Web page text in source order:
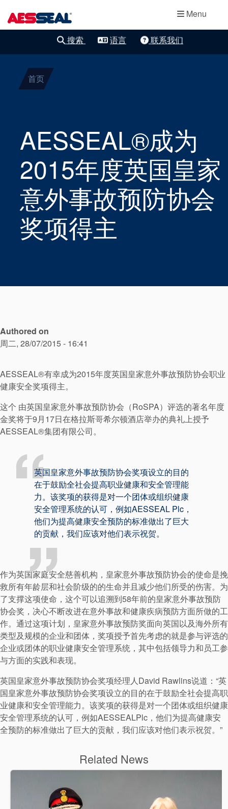
Menu
轴承保护器
集装式机械密
封
盘根
密封辅助系统
认证和标准
联系我们
地点
学院
行业指南
产品手册
视频
搜索 语言 联系我们
首页
AESSEAL®成为
2015年度英国皇家
意外事故预防协会
奖项得主
Authored on
周二, 28/07/2015 - 16:41
AESSEAL®有幸成为2015年度英国皇家意外事故预防协会职业
健康安全奖项得主。
这个 由英国皇家意外事故预防协会（RoSPA）评选的著名年度
金奖将于9月17日在格拉斯哥希尔顿酒店举办的典礼上授予
AESSEAL®集团有限公司。
英国皇家意外事故预防协会奖项设立的目的
在于鼓励全社会提高职业健康和安全管理能
力。该奖项的获得是对一个团体或组织健康
安全管理系统的认可，例如AESSEAL Plc，
他们为提高健康安全预防的标准做出了巨大
的贡献，我们应该对他们表示祝贺。
作为英国家庭安全慈善机构，皇家意外事故预防协会的使命是挽
救所有年龄层和社会阶级的的生命并且减少他们所受的伤害。为
了支撑这项使命，这个可以追溯到58年前的皇家意外事故预防
协会奖，决心不断改进在意外事故和健康疾病预防方面所做的工
作。通过这项计划，皇家意外事故预防奖面向英国以及海外所有
类型及规模的企业和团体，奖项授予首先考虑的就是参与评选的
企业或团体的职业健康安全管理系统，其中包括领导力和员工参
与方面的实践和表现。
英国皇家意外事故预防协会奖项经理人David Rawlins说道：“英
国皇家意外事故预防协会奖项设立的目的在于鼓励全社会提高职
业健康和安全管理能力。该奖项的获得是对一个团体或组织健康
安全管理系统的认可，例如AESSEALPlc，他们为提高健康安
全预防的标准做出了巨大的贡献，我们应该对他们表示祝贺。”
Related News